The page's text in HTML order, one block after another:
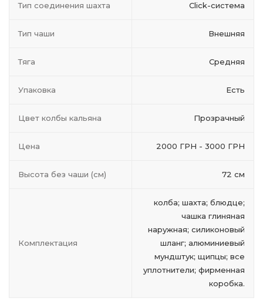
Тип соединения шахта Click-система
Тип чаши Внешняя
Тяга Средняя
Упаковка Есть
Цвет колбы кальяна Прозрачный
Цена 2000 ГРН - 3000 ГРН
Высота без чаши (см) 72 см
Комплектация
колба; шахта; блюдце;
чашка глиняная
наружная; силиконовый
шланг; алюминиевый
мундштук; щипцы; все
уплотнители; фирменная
коробка.